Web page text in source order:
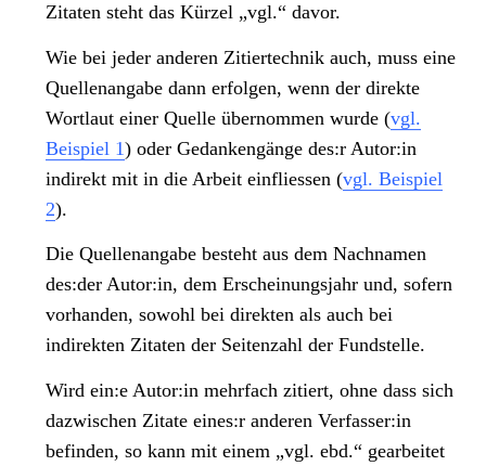
Zitaten steht das Kürzel „vgl.“ davor.
Wie bei jeder anderen Zitiertechnik auch, muss eine
Quellenangabe dann erfolgen, wenn der direkte
Wortlaut einer Quelle übernommen wurde (vgl.
Beispiel 1) oder Gedankengänge des:r Autor:in
indirekt mit in die Arbeit einfliessen (vgl. Beispiel
2).
Die Quellenangabe besteht aus dem Nachnamen
des:der Autor:in, dem Erscheinungsjahr und, sofern
vorhanden, sowohl bei direkten als auch bei
indirekten Zitaten der Seitenzahl der Fundstelle.
Wird ein:e Autor:in mehrfach zitiert, ohne dass sich
dazwischen Zitate eines:r anderen Verfasser:in
befinden, so kann mit einem „vgl. ebd.“ gearbeitet